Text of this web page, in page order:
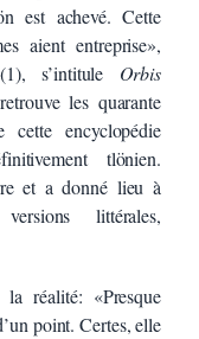
est achevé. Cette
aient entreprise»,
s’intitule Orbis
les quarante
encyclopédie
tlönien.
et a donné lieu à
littérales,
réalité: «Presque
point. Certes, elle